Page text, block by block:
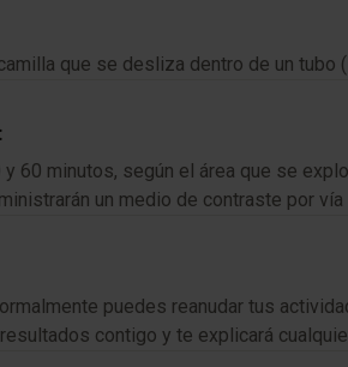
que se desliza dentro de un tubo
y 60 minutos, según el área que se
un medio de contraste por
puedes reanudar tus
contigo y te explicará